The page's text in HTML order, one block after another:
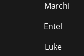
Marchi
Entel
Luke